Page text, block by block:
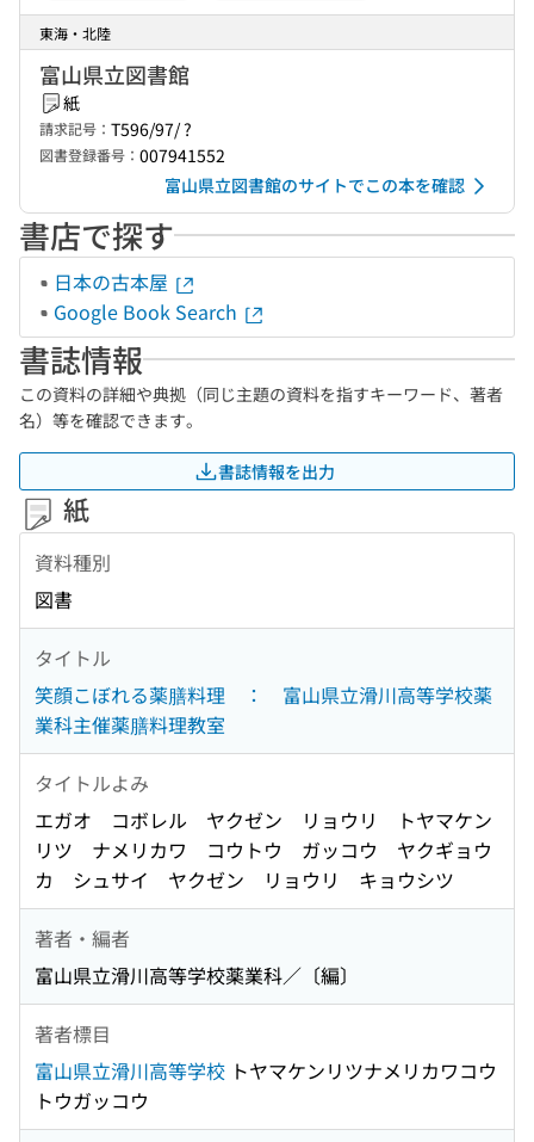
東海・北陸
富山県立図書館
紙
請求記号： T596/97/ ?
図書登録番号： 007941552
富山県立図書館のサイトでこの本を確認
書店で探す
日本の古本屋
Google Book Search
書誌情報
この資料の詳細や典拠（同じ主題の資料を指すキーワード、著者
名）等を確認できます。
書誌情報を出力
紙
資料種別
図書
タイトル
笑顔こぼれる薬膳料理 ： 富山県立滑川高等学校薬
業科主催薬膳料理教室
タイトルよみ
エガオ コボレル ヤクゼン リョウリ トヤマケン
リツ ナメリカワ コウトウ ガッコウ ヤクギョウ
カ シュサイ ヤクゼン リョウリ キョウシツ
著者・編者
富山県立滑川高等学校薬業科／〔編〕
著者標目
富山県立滑川高等学校 トヤマケンリツナメリカワコウ
トウガッコウ